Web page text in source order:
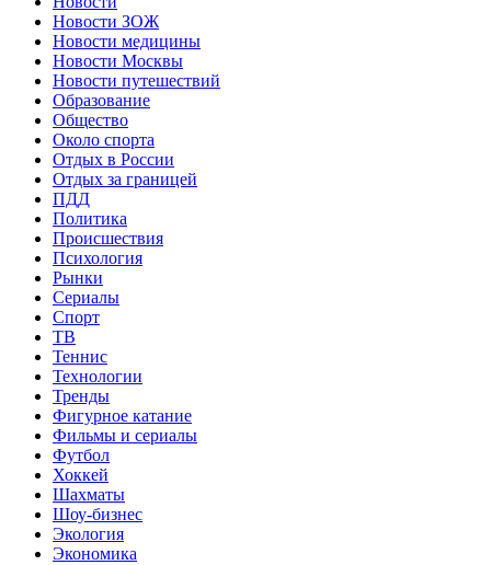
Новости ЗОЖ
Новости медицины
Новости Москвы
Новости путешествий
Образование
Общество
Около спорта
Отдых в России
Отдых за границей
ПДД
Политика
Происшествия
Психология
Рынки
Сериалы
Спорт
ТВ
Теннис
Технологии
Тренды
Фигурное катание
Фильмы и сериалы
Футбол
Хоккей
Шахматы
Шоу-бизнес
Экология
Экономика